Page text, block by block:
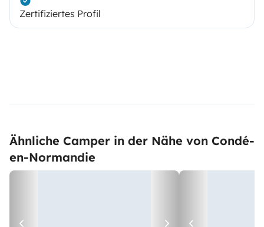
Zertifiziertes Profil
Ähnliche Camper in der Nähe von Condé-
en-Normandie